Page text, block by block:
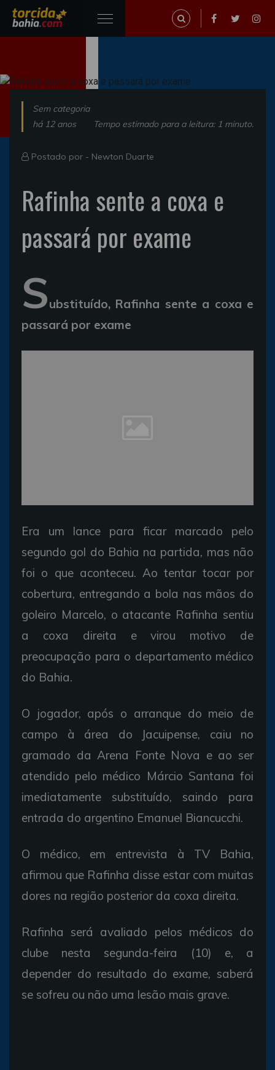
Sem categoria
há 12 anos
Tempo estimado para a leitura: 1 minuto.
Postado por - Newton Duarte
Rafinha sente a coxa e
passará por exame
Substituído, Rafinha sente a coxa e
passará por exame
Era um lance para ficar marcado pelo
segundo gol do Bahia na partida, mas não
foi o que aconteceu. Ao tentar tocar por
cobertura, entregando a bola nas mãos do
goleiro Marcelo, o atacante Rafinha sentiu
a coxa direita e virou motivo de
preocupação para o departamento médico
do Bahia.
O jogador, após o arranque do meio de
campo à área do Jacuipense, caiu no
gramado da Arena Fonte Nova e ao ser
atendido pelo médico Márcio Santana foi
imediatamente substituído, saindo para
entrada do argentino Emanuel Biancucchi.
O médico, em entrevista à TV Bahia,
afirmou que Rafinha disse estar com muitas
dores na região posterior da coxa direita.
Rafinha será avaliado pelos médicos do
clube nesta segunda-feira (10) e, a
depender do resultado do exame, saberá
se sofreu ou não uma lesão mais grave.